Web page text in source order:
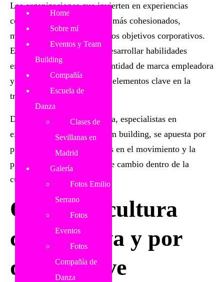
Home
Sobre mí
Eventos y Team
Building
Compañía
Escuela de
Danza
Clases de
Sevillanas en
Madrid
Galería
Fotos Emilio
Serrano
Fotos
Eventos
Fotos
Compañía de
Danza
Las organizaciones que invierten en experiencias
compartidas logran equipos más cohesionados,
motivados y alineados con los objetivos corporativos.
Estas dinámicas permiten desarrollar habilidades
emocionales, reforzar la identidad de marca empleadora
y fomentar la colaboración, elementos clave en la
transformación cultural.
Desde Emilio Serrano Danza, especialistas en
experiencias artísticas y team building, se apuesta por
propuestas creativas basadas en el movimiento y la
participación como motor de cambio dentro de la
cultura empresarial.
Qué es la cultura
corporativa y por
qué es clave